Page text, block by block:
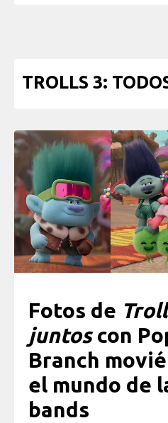
TROLLS 3:
Fotos de
juntoscon
Branch
el mundo de
bands